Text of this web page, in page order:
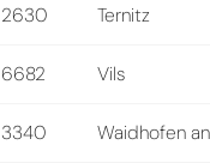
2630 Ternitz
6682 Vils
3340 Waidhofen